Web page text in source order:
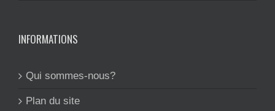
INFORMATIONS
Qui sommes-nous?
Plan du site